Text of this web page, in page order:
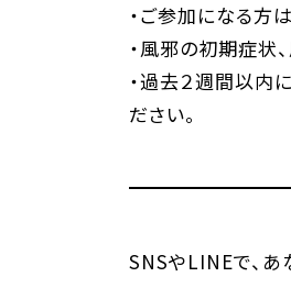
・ご参加になる方
・風邪の初期症状
・過去２週間以内
ださい。
SNSやLINEで、あ